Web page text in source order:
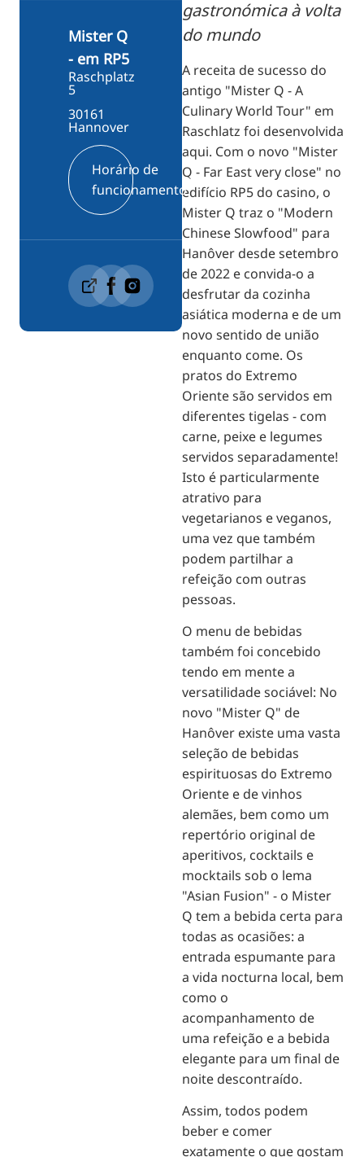
gastronómica à volta
do mundo
A receita de sucesso do
antigo "Mister Q - A
Culinary World Tour" em
Raschlatz foi desenvolvida
aqui. Com o novo "Mister
Q - Far East very close" no
edifício RP5 do casino, o
Mister Q traz o "Modern
Chinese Slowfood" para
Hanôver desde setembro
de 2022 e convida-o a
desfrutar da cozinha
asiática moderna e de um
novo sentido de união
enquanto come. Os
pratos do Extremo
Oriente são servidos em
diferentes tigelas - com
carne, peixe e legumes
servidos separadamente!
Isto é particularmente
atrativo para
vegetarianos e veganos,
uma vez que também
podem partilhar a
refeição com outras
pessoas.
O menu de bebidas
também foi concebido
tendo em mente a
versatilidade sociável: No
novo "Mister Q" de
Hanôver existe uma vasta
seleção de bebidas
espirituosas do Extremo
Oriente e de vinhos
alemães, bem como um
repertório original de
aperitivos, cocktails e
mocktails sob o lema
"Asian Fusion" - o Mister
Q tem a bebida certa para
todas as ocasiões: a
entrada espumante para
a vida nocturna local, bem
como o
acompanhamento de
uma refeição e a bebida
elegante para um final de
noite descontraído.
Assim, todos podem
beber e comer
exatamente o que gostam
Mister Q
- em RP5
Raschplatz
5
30161
Hannover
Horário de
funcionamento